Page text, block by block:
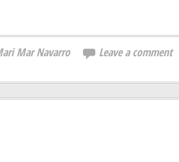
Mar Navarro Leave a comment